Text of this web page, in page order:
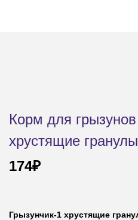
Корм для
хрустящие
174₽
Грызунчик-1 хрустящие